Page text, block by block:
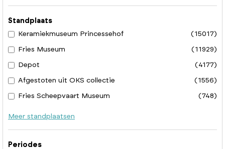
Standplaats
Keramiekmuseum Princessehof
(15017)
Fries Museum (11929)
Depot (4177)
Afgestoten uit OKS collectie (1556)
Fries Scheepvaart Museum (748)
Meer standplaatsen
Periodes